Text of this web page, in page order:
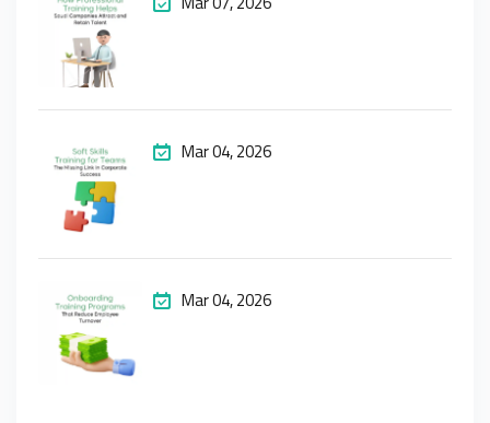
Mar 04, 2026
Mar 04, 2026